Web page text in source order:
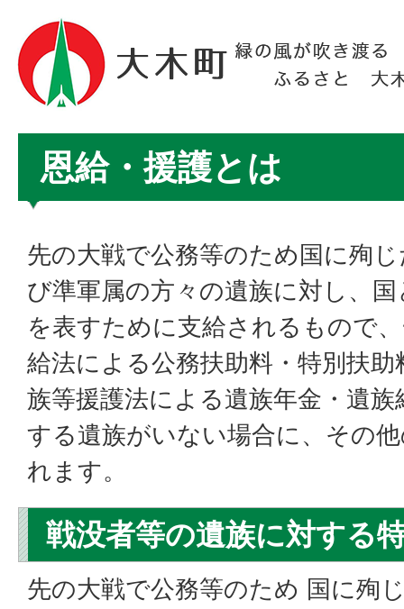
恩給・援護とは
先の大戦で公務等のため国に殉
び準軍属の方々の遺族に対し、
を表すために支給されるもので
給法による公務扶助料・特別扶
族等援護法による遺族年金・遺
する遺族がいない場合に、その
れます。
戦没者等の遺族に対する
先の大戦で公務等のため 国に殉